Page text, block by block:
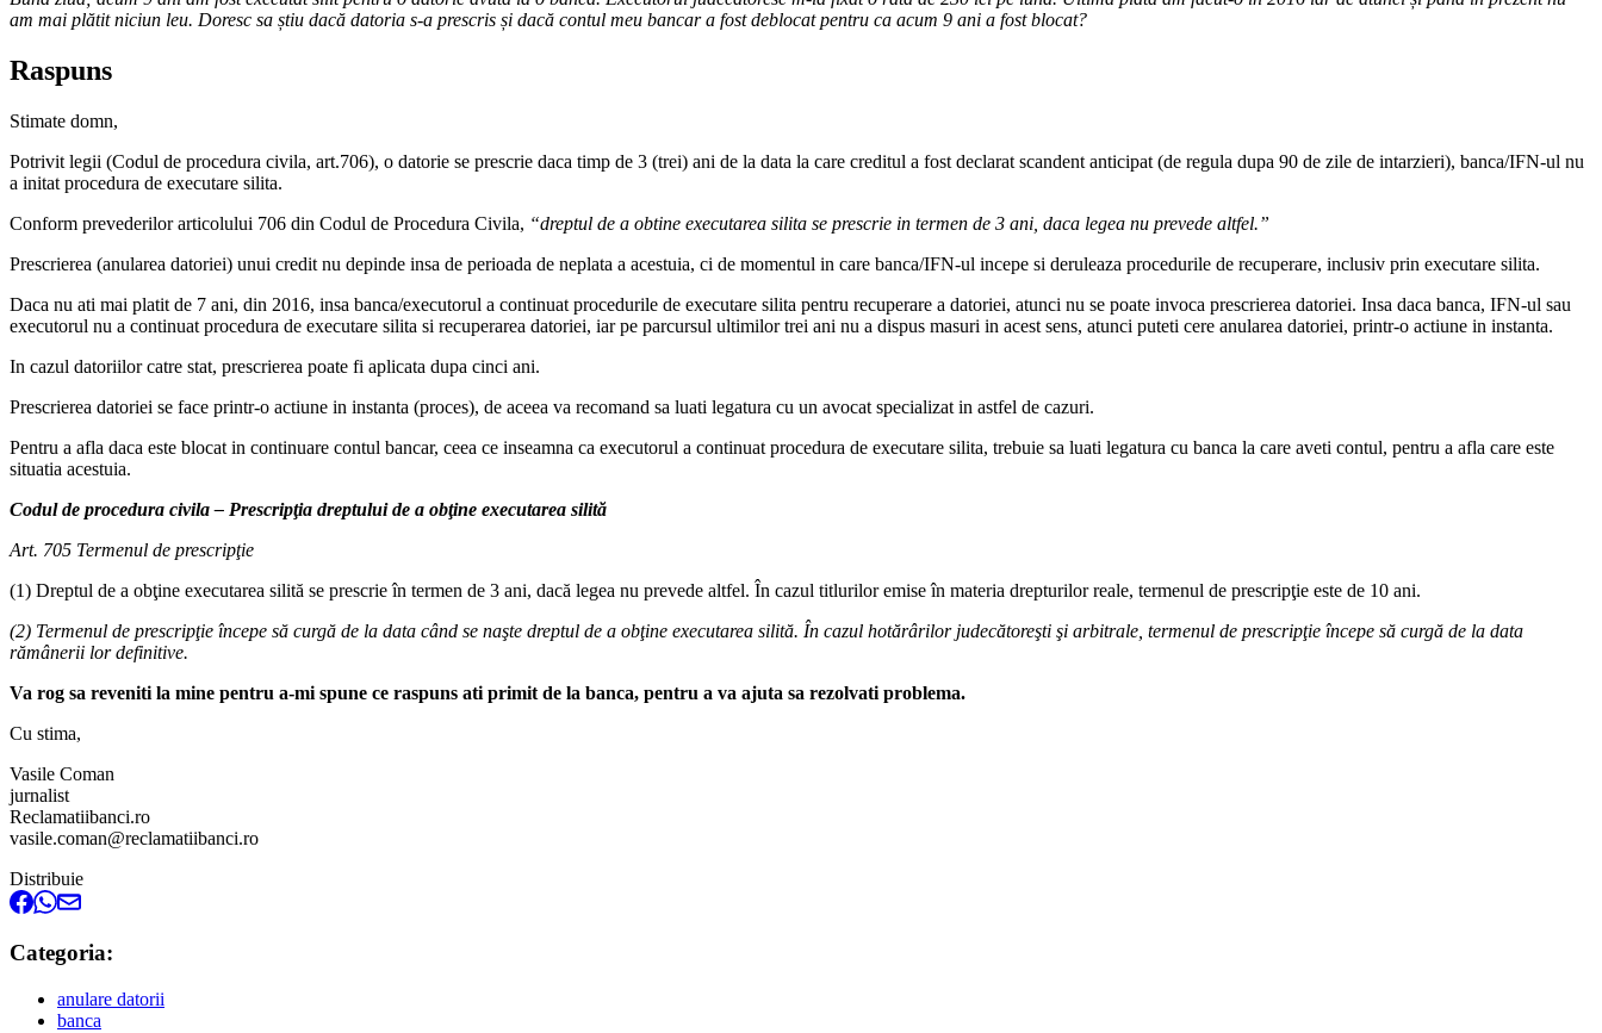
am mai plătit niciun leu. Doresc sa știu dacă datoria s-a prescris și dacă contul meu bancar a fost deblocat pentru ca acum 9 ani a fost blocat?
Raspuns
Stimate domn,
Potrivit legii (Codul de procedura civila, art.706), o datorie se prescrie daca timp de 3 (trei) ani de la data la care creditul a fost declarat scandent anticipat (de regula dupa 90 de zile de intarzieri), banca/IFN-ul nu
a initat procedura de executare silita.
Conform prevederilor articolului 706 din Codul de Procedura Civila, “dreptul de a obtine executarea silita se prescrie in termen de 3 ani, daca legea nu prevede altfel.”
Prescrierea (anularea datoriei) unui credit nu depinde insa de perioada de neplata a acestuia, ci de momentul in care banca/IFN-ul incepe si deruleaza procedurile de recuperare, inclusiv prin executare silita.
Daca nu ati mai platit de 7 ani, din 2016, insa banca/executorul a continuat procedurile de executare silita pentru recuperare a datoriei, atunci nu se poate invoca prescrierea datoriei. Insa daca banca, IFN-ul sau
executorul nu a continuat procedura de executare silita si recuperarea datoriei, iar pe parcursul ultimilor trei ani nu a dispus masuri in acest sens, atunci puteti cere anularea datoriei, printr-o actiune in instanta.
In cazul datoriilor catre stat, prescrierea poate fi aplicata dupa cinci ani.
Prescrierea datoriei se face printr-o actiune in instanta (proces), de aceea va recomand sa luati legatura cu un avocat specializat in astfel de cazuri.
Pentru a afla daca este blocat in continuare contul bancar, ceea ce inseamna ca executorul a continuat procedura de executare silita, trebuie sa luati legatura cu banca la care aveti contul, pentru a afla care este
situatia acestuia.
Codul de procedura civila – Prescripţia dreptului de a obţine executarea silită
Art. 705 Termenul de prescripţie
(1) Dreptul de a obţine executarea silită se prescrie în termen de 3 ani, dacă legea nu prevede altfel. În cazul titlurilor emise în materia drepturilor reale, termenul de prescripţie este de 10 ani.
(2) Termenul de prescripţie începe să curgă de la data când se naşte dreptul de a obţine executarea silită. În cazul hotărârilor judecătoreşti şi arbitrale, termenul de prescripţie începe să curgă de la data
rămânerii lor definitive.
Va rog sa reveniti la mine pentru a-mi spune ce raspuns ati primit de la banca, pentru a va ajuta sa rezolvati problema.
Cu stima,
Vasile Coman
jurnalist
Reclamatiibanci.ro
vasile.coman@reclamatiibanci.ro
Distribuie
Categoria:
anulare datorii
banca